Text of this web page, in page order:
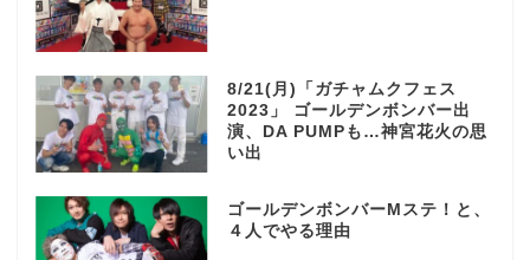
8/21(月)「ガチャムクフェス
2023」 ゴールデンボンバー出
演、DA PUMPも…神宮花火の思
い出
ゴールデンボンバーMステ！と、
４人でやる理由